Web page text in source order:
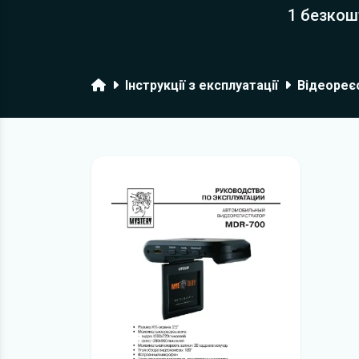
1
ГоловнаІнструкції з експлуатації